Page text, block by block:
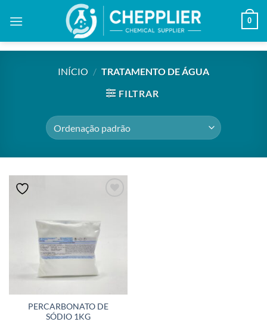
0
INÍCIO / TRATAMENTO DE ÁGUA
FILTRAR
PERCARBONATO DE
SÓDIO 1KG